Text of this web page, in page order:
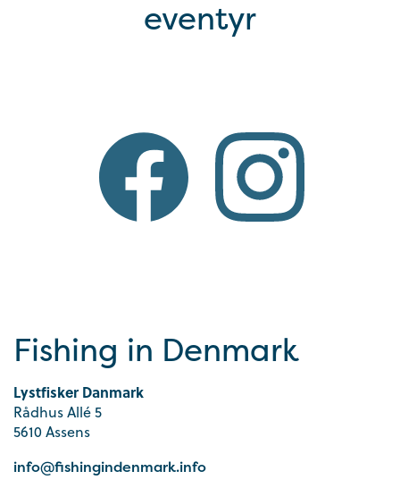
eventyr
Fishing in Denmark
Lystfisker Danmark
Rådhus Allé 5
5610 Assens
info@fishingindenmark.info